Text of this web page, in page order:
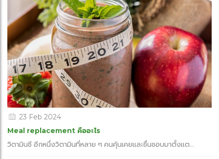
23 Feb 2024
Meal replacement คืออะไร
วิตามินซี อีกหนึ่งวิตามินที่หลาย ๆ คนคุ้นเคยและชื่นชอบมาตั้งแต...